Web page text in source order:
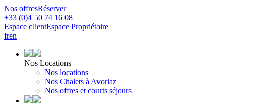
Nos offresRéserver
+33 (0)4 50 74 16 08
Espace clientEspace Propriétaire
fren
Nos Locations
Nos locations
Nos Chalets à Avoriaz
Nos offres et courts séjours